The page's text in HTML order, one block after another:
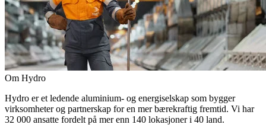
Om Hydro
Hydro er et ledende aluminium- og energiselskap som bygger
virksomheter og partnerskap for en mer bærekraftig fremtid. Vi har
32 000 ansatte fordelt på mer enn 140 lokasjoner i 40 land.